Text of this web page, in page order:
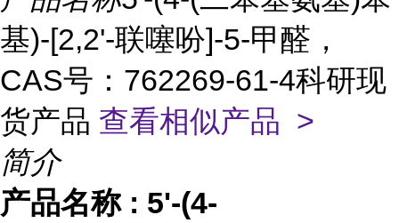
基)-[2,2'-联噻吩]-5-甲醛，
CAS号：762269-61-4科研现
货产品 查看相似产品 >
简介
产品名称 : 5'-(4-